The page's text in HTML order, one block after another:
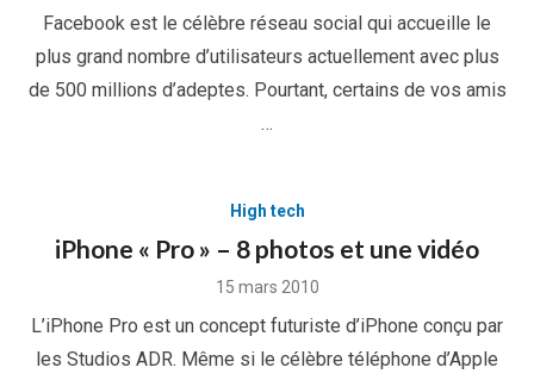
Facebook est le célèbre réseau social qui accueille le
plus grand nombre d’utilisateurs actuellement avec plus
de 500 millions d’adeptes. Pourtant, certains de vos amis
…
High tech
iPhone « Pro » – 8 photos et une vidéo
Posted
15 mars 2010
L’iPhone Pro est un concept futuriste d’iPhone conçu par
les Studios ADR. Même si le célèbre téléphone d’Apple